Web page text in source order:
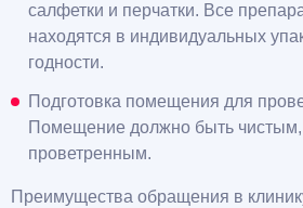
салфетки и перчатки. Все
находятся в индивидуальных
годности.
Подготовка помещения для
Помещение должно быть
проветренным.
Преимущества обращения в